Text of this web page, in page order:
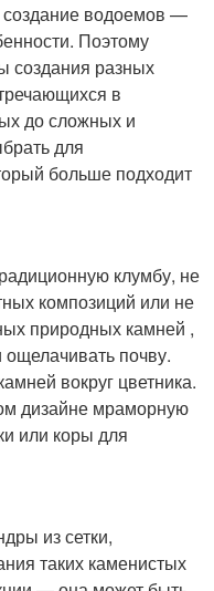
создание водоемов —
Поэтому
создания разных
в
до сложных и
для
больше подходит
клумбу, не
композиций или не
природных камней ,
ощелачивать почву.
вокруг цветника.
дизайне мраморную
или коры для
из сетки,
таких каменистых